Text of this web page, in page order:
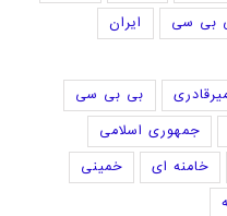
بی سی
ایران
بی بی سی
جمهوری اسلامی
خامنه ای
خمینی